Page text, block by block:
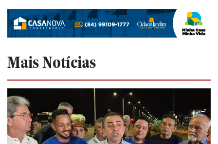
Mais Notícias